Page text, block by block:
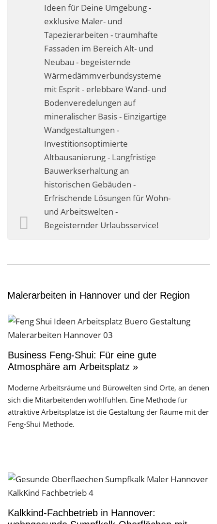
Wandbegrünungen
Wärmedämmung / WDVS
Service ›
Entspannter Urlaubsservice
Premium-Lösungen
Meine gute Empfehlung
Arbeitsbühne mieten
Heyse Lifestyle
Kontakt
Navigation schließen
Ideen für Deine Umgebung -
exklusive Maler- und
Tapezierarbeiten - traumhafte
Fassaden im Bereich Alt- und
Neubau - begeisternde
Wärmedämmverbundsysteme
mit Esprit - erlebbare Wand- und
Bodenveredelungen auf
mineralischer Basis - Einzigartige
Wandgestaltungen -
Investitionsoptimierte
Altbausanierung - Langfristige
Bauwerkserhaltung an
historischen Gebäuden -
Erfrischende Lösungen für Wohn-
und Arbeitswelten -
Begeisternder Urlaubsservice!
Malerarbeiten in Hannover und der Region
Business Feng-Shui: Für eine gute
Atmosphäre am Arbeitsplatz »
Moderne Arbeitsräume und Bürowelten sind Orte, an denen
sich die Mitarbeitenden wohlfühlen. Eine Methode für
attraktive Arbeitsplätze ist die Gestaltung der Räume mit der
Feng-Shui Methode.
Kalkkind-Fachbetrieb in Hannover: